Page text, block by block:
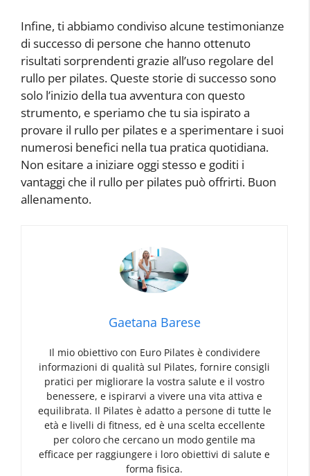
Infine, ti abbiamo condiviso alcune testimonianze
di successo di persone che hanno ottenuto
risultati sorprendenti grazie all’uso regolare del
rullo per pilates. Queste storie di successo sono
solo l’inizio della tua avventura con questo
strumento, e speriamo che tu sia ispirato a
provare il rullo per pilates e a sperimentare i suoi
numerosi benefici nella tua pratica quotidiana.
Non esitare a iniziare oggi stesso e goditi i
vantaggi che il rullo per pilates può offrirti. Buon
allenamento.
Gaetana Barese
Il mio obiettivo con Euro Pilates è condividere
informazioni di qualità sul Pilates, fornire consigli
pratici per migliorare la vostra salute e il vostro
benessere, e ispirarvi a vivere una vita attiva e
equilibrata. Il Pilates è adatto a persone di tutte le
età e livelli di fitness, ed è una scelta eccellente
per coloro che cercano un modo gentile ma
efficace per raggiungere i loro obiettivi di salute e
forma fisica.